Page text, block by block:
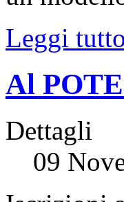
Leggi
Al
Dettagli
09